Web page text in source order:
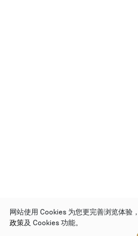
网站使用 Cookies 为您更完善浏览体验
政策及 Cookies 功能。